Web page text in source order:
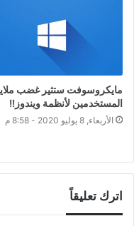
مايكروسوفت ستثير غضب
المستخدمين لأنظمة ويندوز!!
الأربعاء, 8 يوليو 2020 - 8:58 م
اترك تعليقاً